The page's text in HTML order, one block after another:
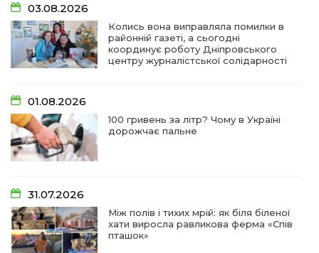
03.08.2026
Колись вона виправляла помилки в
районній газеті, а сьогодні
координує роботу Дніпровського
центру журналістської солідарності
01.08.2026
100 гривень за літр? Чому в Україні
дорожчає пальне
31.07.2026
Між полів і тихих мрій: як біля біленої
хати виросла равликова ферма «Спів
пташок»